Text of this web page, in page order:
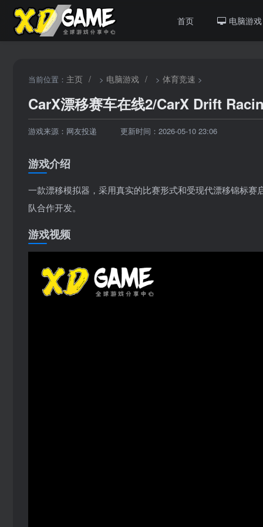
首页 电脑游戏
当前位置： 主页 / > 电脑游戏 / > 体育竞速 >
CarX漂移赛车在线2/CarX Drift
游戏来源：网友投递 更新时间：2026-05-10 23:06
游戏介绍
一款漂移模拟器，采用真实的比赛形式和受现代漂移锦标
队合作开发。
游戏视频